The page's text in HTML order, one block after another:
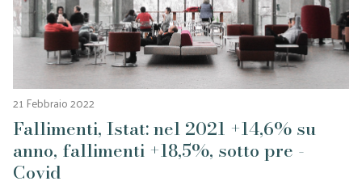
21 Febbraio 2022
Fallimenti, Istat: nel 2021 +14,6% su
anno, fallimenti +18,5%, sotto pre -
Covid